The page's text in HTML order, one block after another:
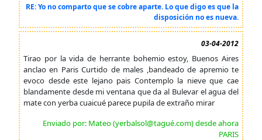
RE: Yo no comparto que se cobre aparte. Lo que digo es que la
disposición no es nueva.
03-04-2012
Tirao por la vida de herrante bohemio estoy, Buenos Aires
anclao en Paris Curtido de males ,bandeado de apremio te
evoco desde este lejano pais Contemplo la nieve que cae
blandamente desde mi ventana que da al Bulevar el agua del
mate con yerba cuaicué parece pupila de extraño mirar
Enviado por: Mateo (yerbalsol@tagué.com) desde ahora
PARIS